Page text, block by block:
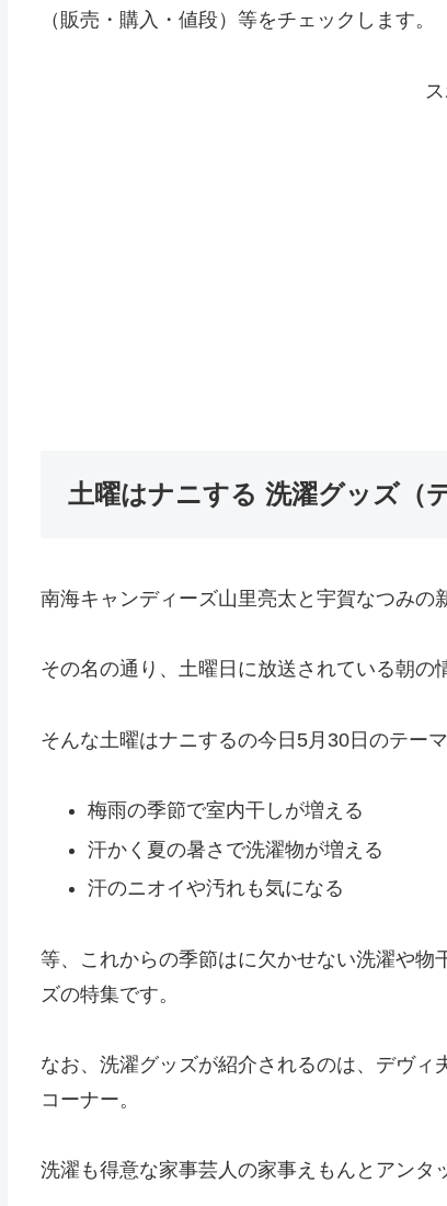
（販売・購入・値段）等をチェックします。
土曜はナニする 洗濯グッズ（
南海キャンディーズ山里亮太と宇賀なつみの
その名の通り、土曜日に放送されている朝の
そんな土曜はナニするの今日5月30日のテー
梅雨の季節で室内干しが増える
汗かく夏の暑さで洗濯物が増える
汗のニオイや汚れも気になる
等、これからの季節はに欠かせない洗濯や物
ズの特集です。
なお、洗濯グッズが紹介されるのは、デヴ
コーナー。
洗濯も得意な家事芸人の家事えもんとアンタ